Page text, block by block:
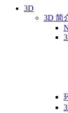
3D
3D 简